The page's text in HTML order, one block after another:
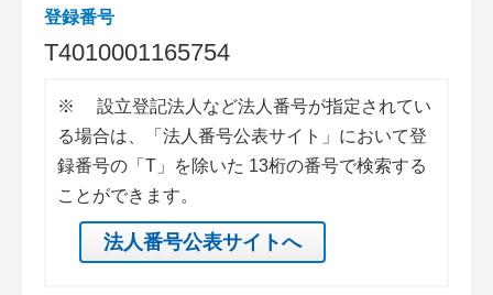
登録番号
T4010001165754
※
設立登記法人など法人番号が指定されてい
る場合は、「法人番号公表サイト」において登
録番号の「T」を除いた 13桁の番号で検索する
ことができます。
法人番号公表サイトへ